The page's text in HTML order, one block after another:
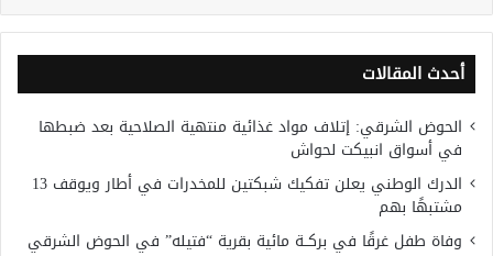
أحدث المقالات
الحوض الشرقي: إتلاف مواد غذائية منتهية الصلاحية بعد ضبطها
في أسواق انبيكت لحواش
الدرك الوطني يعلن تفكيك شبكتين للمخدرات في أطار ويوقف 13
مشتبهًا بهم
وفاة طفل غرقًا في بركــة مائية بقرية “فتيله” في الحوض الشرقي